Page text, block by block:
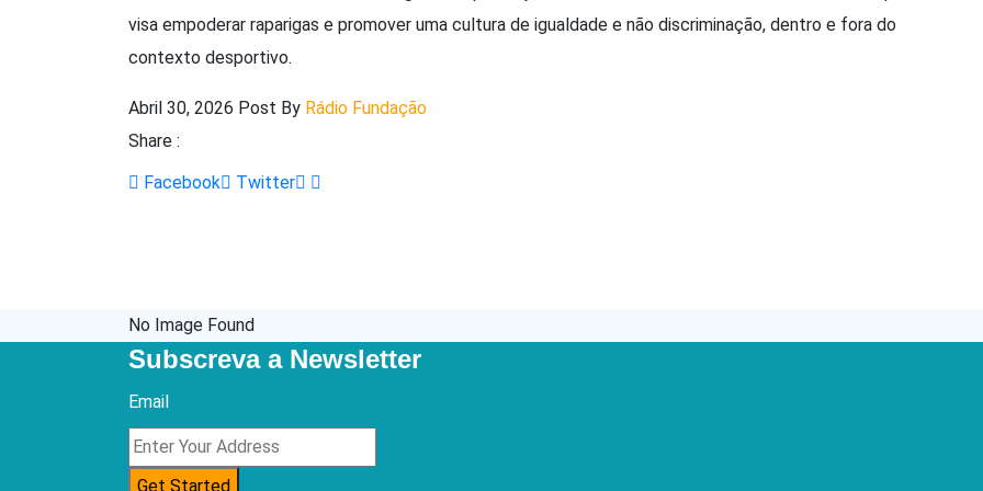
visa empoderar raparigas e promover uma cultura de igualdade e não discriminação, dentro e fora do
contexto desportivo.
Abril 30, 2026 Post By Rádio Fundação
Share :
Facebook
Twitter LinkedIn
No Image Found
Subscreva a Newsletter
Email
Get Started